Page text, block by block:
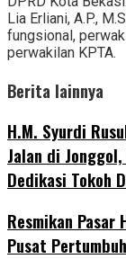
Lia Erliani, A.P.,
fungsional,
perwakilan KPTA.
Berita lainnya
H.M. Syurdi
Jalan di
Dedikasi Tokoh
Resmikan Pasar
Pusat